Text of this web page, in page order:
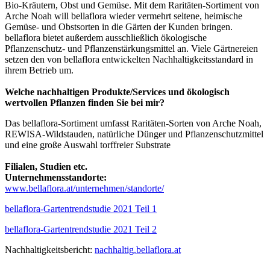
Bio-Kräutern, Obst und Gemüse. Mit dem Raritäten-Sortiment von
Arche Noah will bellaflora wieder vermehrt seltene, heimische
Gemüse- und Obstsorten in die Gärten der Kunden bringen.
bellaflora bietet außerdem ausschließlich ökologische
Pflanzenschutz- und Pflanzenstärkungsmittel an. Viele Gärtnereien
setzen den von bellaflora entwickelten Nachhaltigkeitsstandard in
ihrem Betrieb um.
Welche nachhaltigen Produkte/Services und ökologisch
wertvollen Pflanzen finden Sie bei mir?
Das bellaflora-Sortiment umfasst Raritäten-Sorten von Arche Noah,
REWISA-Wildstauden, natürliche Dünger und Pflanzenschutzmittel
und eine große Auswahl torffreier Substrate
Filialen, Studien etc.
Unternehmensstandorte:
www.bellaflora.at/unternehmen/standorte/
bellaflora-Gartentrendstudie 2021 Teil 1
bellaflora-Gartentrendstudie 2021 Teil 2
Nachhaltigkeitsbericht: nachhaltig.bellaflora.at